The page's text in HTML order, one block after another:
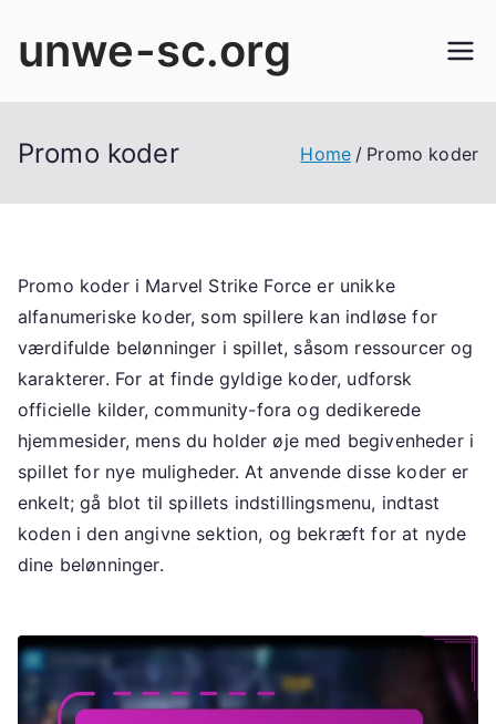
unwe-sc.org
Promo koder Home Promo koder
Promo koder i Marvel Strike Force er unikke
alfanumeriske koder, som spillere kan indløse for
værdifulde belønninger i spillet, såsom ressourcer og
karakterer. For at finde gyldige koder, udforsk
officielle kilder, community-fora og dedikerede
hjemmesider, mens du holder øje med begivenheder i
spillet for nye muligheder. At anvende disse koder er
enkelt; gå blot til spillets indstillingsmenu, indtast
koden i den angivne sektion, og bekræft for at nyde
dine belønninger.